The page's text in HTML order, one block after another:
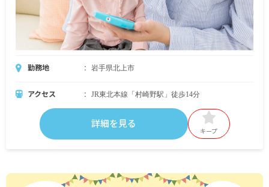
勤務地 岩手県北上市
アクセス JR東北本線「村崎野駅」徒歩14分
詳細を見る
キープ